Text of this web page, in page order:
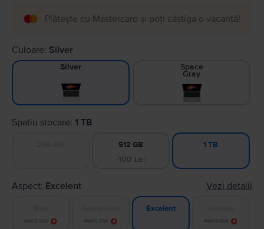
Plătește cu Mastercard și poți câștiga o vacanță!
Culoare: Silver
Silver Space
Gray
Spatiu stocare: 1 TB
512 GB
-100 Lei
1 TB
Aspect: Excelent Vezi detalii
Alertă stoc Alertă stoc
Excelent
Alertă stoc